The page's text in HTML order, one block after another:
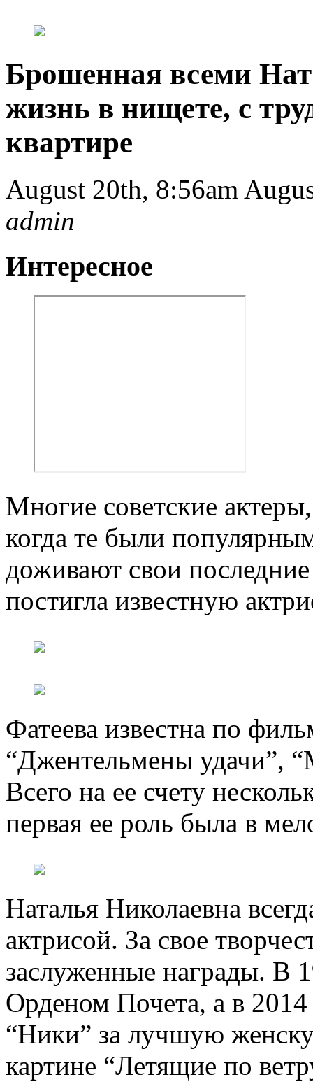
Брошенная всеми
жизнь в нищете, с
квартире
August 20th, 8:56am
admin
Интересное
Многие советские
когда те были
доживают свои
постигла известную
Фатеева известна по
“Джентельмены удачи”,
Всего на ее счету
первая ее роль была в
Наталья Николаевна
актрисой. За свое
заслуженные награды. В
Орденом Почета, а в 2014
“Ники” за лучшую
картине “Летящие по